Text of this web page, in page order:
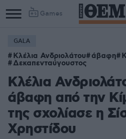
Games
GALA
Κλέλια Ανδριολάτου άβαφη
Δεκαπενταύγουστος
Κλέλια
άβαφη από την
της σχολίασε η
Χρηστίδου